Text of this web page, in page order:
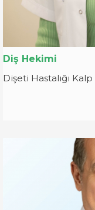
Diş Hekimi
Dişeti Hastalığı